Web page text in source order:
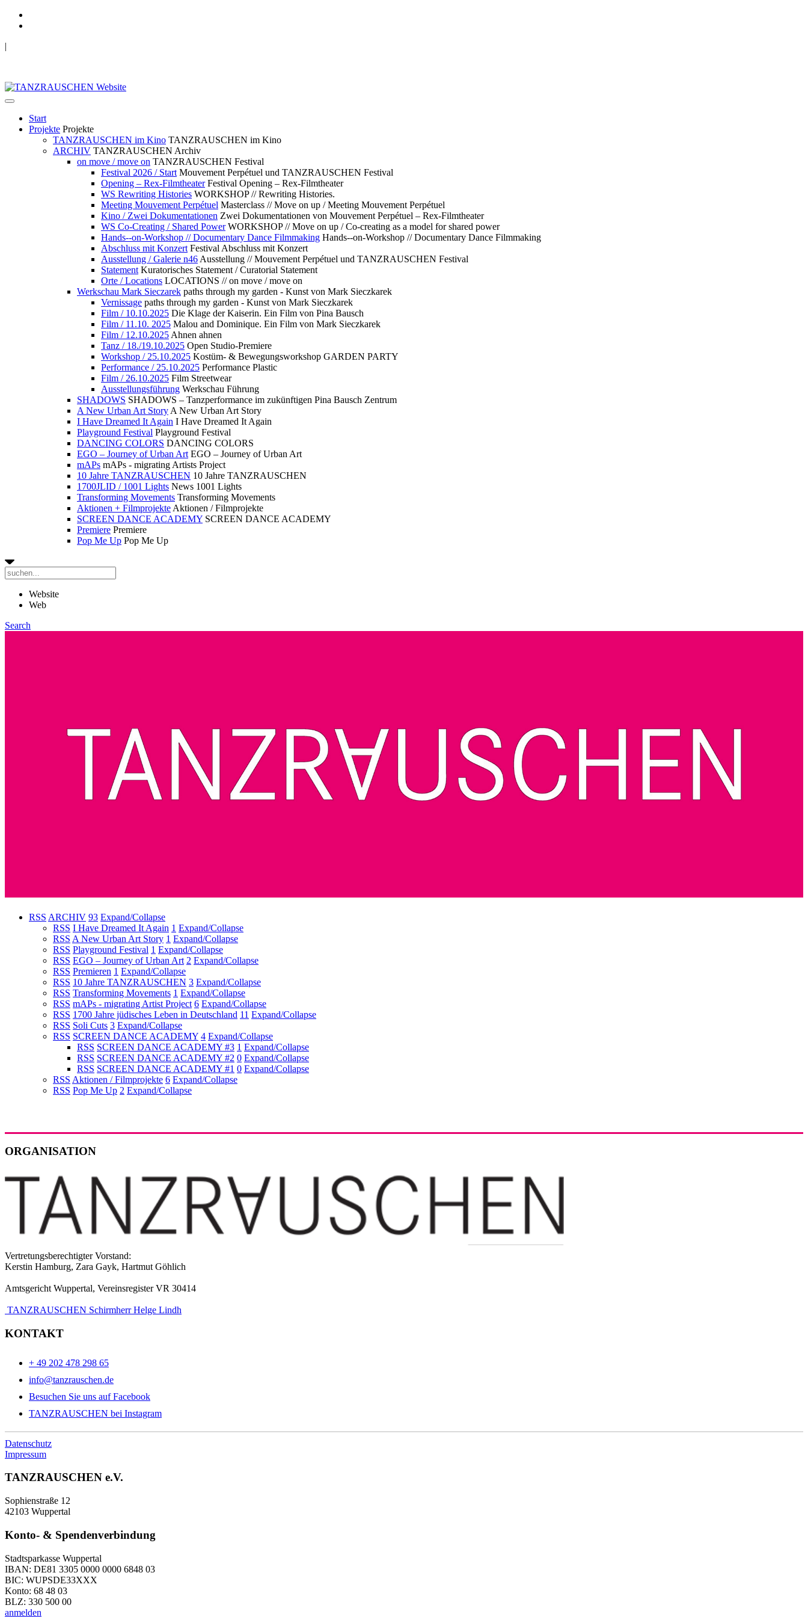
|
Start
Projekte Projekte
TANZRAUSCHEN im Kino TANZRAUSCHEN im Kino
ARCHIV TANZRAUSCHEN Archiv
on move / move on TANZRAUSCHEN Festival
Festival 2026 / Start Mouvement Perpétuel und TANZRAUSCHEN Festival
Opening – Rex-Filmtheater Festival Opening – Rex-Filmtheater
WS Rewriting Histories WORKSHOP // Rewriting Histories.
Meeting Mouvement Perpétuel Masterclass // Move on up / Meeting Mouvement Perpétuel
Kino / Zwei Dokumentationen Zwei Dokumentationen von Mouvement Perpétuel – Rex-Filmtheater
WS Co-Creating / Shared Power WORKSHOP // Move on up / Co-creating as a model for shared power
Hands--on-Workshop // Documentary Dance Filmmaking Hands--on-Workshop // Documentary Dance Filmmaking
Abschluss mit Konzert Festival Abschluss mit Konzert
Ausstellung / Galerie n46 Ausstellung // Mouvement Perpétuel und TANZRAUSCHEN Festival
Statement Kuratorisches Statement / Curatorial Statement
Orte / Locations LOCATIONS // on move / move on
Werkschau Mark Sieczarek paths through my garden - Kunst von Mark Sieczkarek
Vernissage paths through my garden - Kunst von Mark Sieczkarek
Film / 10.10.2025 Die Klage der Kaiserin. Ein Film von Pina Bausch
Film / 11.10. 2025 Malou and Dominique. Ein Film von Mark Sieczkarek
Film / 12.10.2025 Ahnen ahnen
Tanz / 18./19.10.2025 Open Studio-Premiere
Workshop / 25.10.2025 Kostüm- & Bewegungsworkshop GARDEN PARTY
Performance / 25.10.2025 Performance Plastic
Film / 26.10.2025 Film Streetwear
Ausstellungsführung Werkschau Führung
SHADOWS SHADOWS – Tanzperformance im zukünftigen Pina Bausch Zentrum
A New Urban Art Story A New Urban Art Story
I Have Dreamed It Again I Have Dreamed It Again
Playground Festival Playground Festival
DANCING COLORS DANCING COLORS
EGO – Journey of Urban Art EGO – Journey of Urban Art
mAPs mAPs - migrating Artists Project
10 Jahre TANZRAUSCHEN 10 Jahre TANZRAUSCHEN
1700JLID / 1001 Lights News 1001 Lights
Transforming Movements Transforming Movements
Aktionen + Filmprojekte Aktionen / Filmprojekte
SCREEN DANCE ACADEMY SCREEN DANCE ACADEMY
Premiere Premiere
Pop Me Up Pop Me Up
Website
Web
Search
RSS ARCHIV 93 Expand/Collapse
RSS I Have Dreamed It Again 1 Expand/Collapse
RSS A New Urban Art Story 1 Expand/Collapse
RSS Playground Festival 1 Expand/Collapse
RSS EGO – Journey of Urban Art 2 Expand/Collapse
RSS Premieren 1 Expand/Collapse
RSS 10 Jahre TANZRAUSCHEN 3 Expand/Collapse
RSS Transforming Movements 1 Expand/Collapse
RSS mAPs - migrating Artist Project 6 Expand/Collapse
RSS 1700 Jahre jüdisches Leben in Deutschland 11 Expand/Collapse
RSS Soli Cuts 3 Expand/Collapse
RSS SCREEN DANCE ACADEMY 4 Expand/Collapse
RSS SCREEN DANCE ACADEMY #3 1 Expand/Collapse
RSS SCREEN DANCE ACADEMY #2 0 Expand/Collapse
RSS SCREEN DANCE ACADEMY #1 0 Expand/Collapse
RSS Aktionen / Filmprojekte 6 Expand/Collapse
RSS Pop Me Up 2 Expand/Collapse
ORGANISATION
Vertretungsberechtigter Vorstand:
Kerstin Hamburg, Zara Gayk, Hartmut Göhlich
Amtsgericht Wuppertal, Vereinsregister VR 30414
TANZRAUSCHEN Schirmherr Helge Lindh
KONTAKT
+ 49 202 478 298 65
info@tanzrauschen.de
Besuchen Sie uns auf Facebook
TANZRAUSCHEN bei Instagram
Datenschutz
Impressum
TANZRAUSCHEN e.V.
Sophienstraße 12
42103 Wuppertal
Konto- & Spendenverbindung
Stadtsparkasse Wuppertal
IBAN: DE81 3305 0000 0000 6848 03
BIC: WUPSDE33XXX
Konto: 68 48 03
BLZ: 330 500 00
anmelden